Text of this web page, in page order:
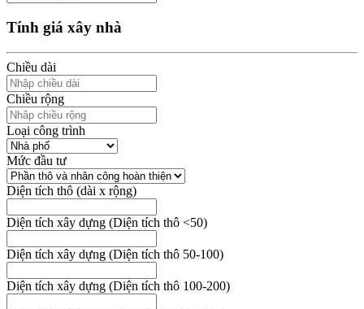
Tính giá xây nhà
Chiều dài
Chiều rộng
Loại công trình
Mức đầu tư
Diện tích thô (dài x rộng)
Diện tích xây dựng (Diện tích thô <50)
Diện tích xây dựng (Diện tích thô 50-100)
Diện tích xây dựng (Diện tích thô 100-200)